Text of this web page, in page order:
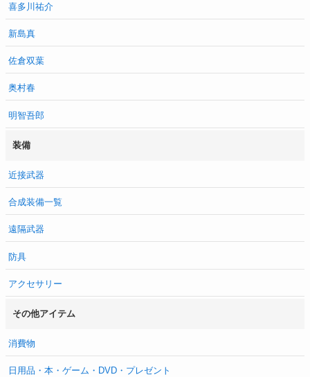
喜多川祐介
新島真
佐倉双葉
奥村春
明智吾郎
装備
近接武器
合成装備一覧
遠隔武器
防具
アクセサリー
その他アイテム
消費物
日用品・本・ゲーム・DVD・プレゼント